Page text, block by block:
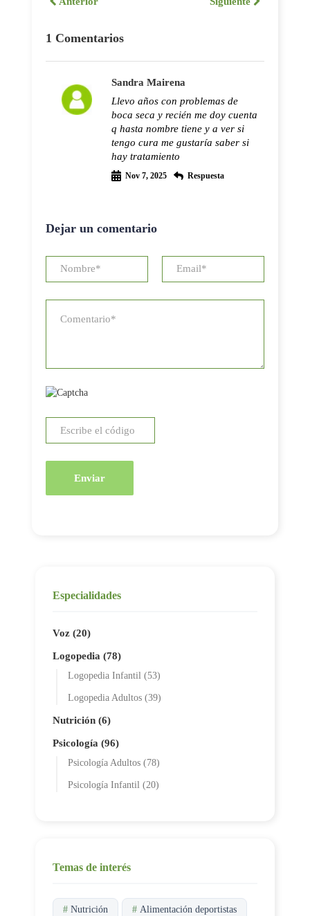
1 Comentarios
Sandra Mairena
Llevo años con problemas de
boca seca y recién me doy cuenta
q hasta nombre tiene y a ver si
tengo cura me gustaría saber si
hay tratamiento
Nov 7, 2025 Respuesta
Dejar un comentario
Enviar
Especialidades
Voz (20)
Logopedia (78)
Logopedia Infantil (53)
Logopedia Adultos (39)
Nutrición (6)
Psicología (96)
Psicología Adultos (78)
Psicología Infantil (20)
Temas de interés
# Nutrición # Alimentación deportistas